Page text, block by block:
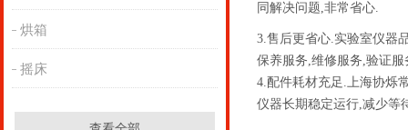
烘箱
摇床
同解决问题,非常省心.
3.售后更省心.实验室仪器
保养服务,维修服务,验证
4.配件耗材充足.上海协烁
仪器长期稳定运行,减少等